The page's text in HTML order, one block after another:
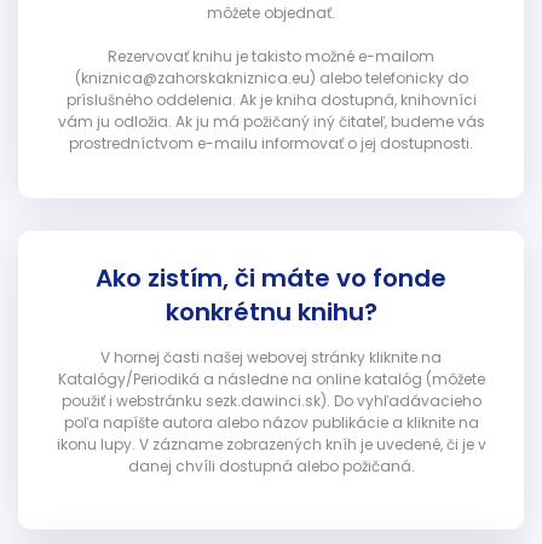
môžete objednať.
Rezervovať knihu je takisto možné e-mailom
(kniznica@zahorskakniznica.eu) alebo telefonicky do
príslušného oddelenia. Ak je kniha dostupná, knihovníci
vám ju odložia. Ak ju má požičaný iný čitateľ, budeme vás
prostredníctvom e-mailu informovať o jej dostupnosti.
Ako zistím, či máte vo fonde
konkrétnu knihu?
V hornej časti našej webovej stránky kliknite na
Katalógy/Periodiká a následne na online katalóg (môžete
použiť i webstránku sezk.dawinci.sk). Do vyhľadávacieho
poľa napíšte autora alebo názov publikácie a kliknite na
ikonu lupy. V zázname zobrazených kníh je uvedené, či je v
danej chvíli dostupná alebo požičaná.